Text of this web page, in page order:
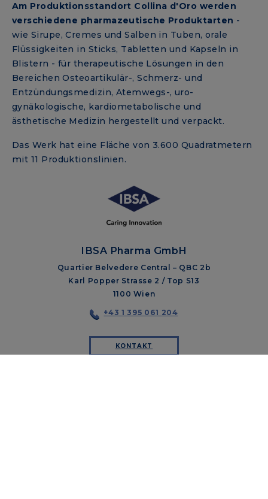
Am Produktionsstandort Collina d'Oro werden
verschiedene pharmazeutische Produktarten -
wie Sirupe, Cremes und Salben in Tuben, orale
Flüssigkeiten in Sticks, Tabletten und Kapseln in
Blistern - für therapeutische Lösungen in den
Bereichen Osteoartikulär-, Schmerz- und
Entzündungsmedizin, Atemwegs-, uro-
gynäkologische, kardiometabolische und
ästhetische Medizin hergestellt und verpackt.
Das Werk hat eine Fläche von 3.600 Quadratmetern
mit 11 Produktionslinien.
IBSA Pharma GmbH
Quartier Belvedere Central – QBC 2b
Karl Popper Strasse 2 / Top S13
1100 Wien
+43 1 395 061 204
KONTAKT